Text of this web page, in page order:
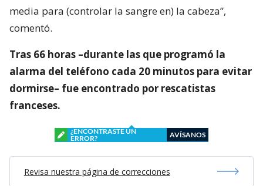
media para (controlar la sangre en) la cabeza”,
comentó.
Tras 66 horas –durante las que programó la
alarma del teléfono cada 20 minutos para evitar
dormirse– fue encontrado por rescatistas
franceses.
¿ENCONTRASTE UN
ERROR?
AVÍSANOS
Revisa nuestra página de correcciones